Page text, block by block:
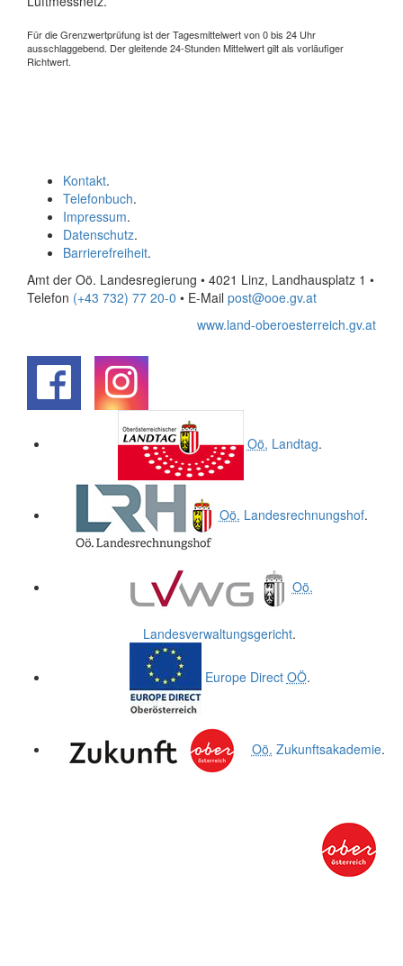
Für die Grenzwertprüfung ist der Tagesmittelwert von 0 bis 24 Uhr
ausschlaggebend. Der gleitende 24-Stunden Mittelwert gilt als vorläufiger
Richtwert.
Kontakt.
Telefonbuch.
Impressum.
Datenschutz.
Barrierefreiheit.
Amt der Oö. Landesregierung • 4021 Linz, Landhausplatz 1 •
Telefon (+43 732) 77 20-0 • E-Mail post@ooe.gv.at
www.land-oberoesterreich.gv.at
Oö. Landtag.
Oö. Landesrechnungshof.
Oö.
Landesverwaltungsgericht.
Europe Direct OÖ.
Oö. Zukunftsakademie.